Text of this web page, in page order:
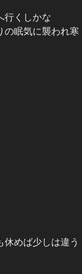
行くしかな
の眠気に襲われ寒
休めば少しは違う